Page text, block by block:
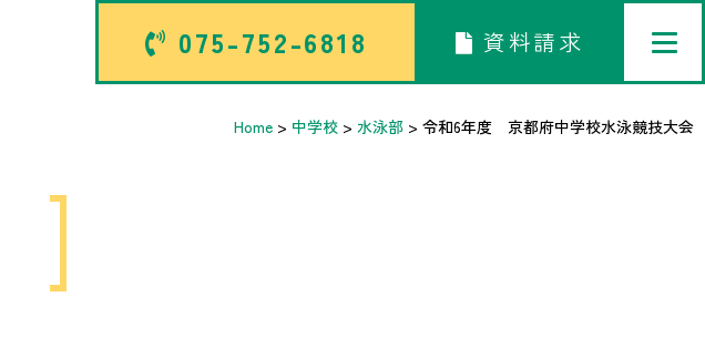
075-752-6818 資料請求
Home > 中学校 > 水泳部 > 令和6年度 京都府中学校水泳競技大会